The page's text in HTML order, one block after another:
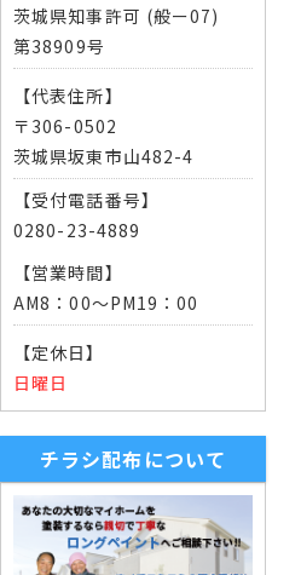
茨城県知事許可 (般ー07)
第38909号
【代表住所】
〒306-0502
茨城県坂東市山482-4
【受付電話番号】
0280-23-4889
【営業時間】
AM8：00～PM19：00
【定休日】
日曜日
チラシ配布について